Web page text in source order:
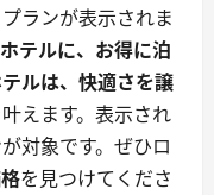
ランが表示されま
テルに、お得に泊
ルは、快適さを譲
えます。表示され
対象です。ぜひロ
を見つけてくださ